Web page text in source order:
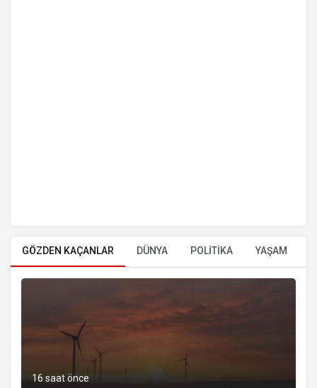
GÖZDEN KAÇANLAR DÜNYA POLİTİKA YAŞAM
16 saat önce